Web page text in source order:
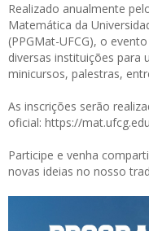
Realizado anualmente
Matemática da
(PPGMat-UFCG), o
diversas instituições para
minicursos, palestras,
As inscrições serão
oficial: https://
Participe e venha
novas ideias no nosso